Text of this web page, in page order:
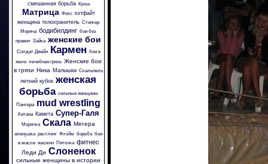
смешанная борьба
Крэш
Матрица Фокс кэтфайт
женщина телохранитель Стингер
Моряча бодибилдинг бои без
правил Зайка женские бои
Солдат Джейн Кармен бои в
желе лечебная грязь Женские бои
в грязи Ника Малышка Скальпель
летний кубок женская
борьба сильные женщины
Пантера mud wrestling
Китана Камета Супер-Галя
Морячка Скала Мегера
аленушка рестлинг Флэйм борьба бои
в масле жасмин Пяточка фитнес
Леди Ди Слоненок
сильные женщины в истории